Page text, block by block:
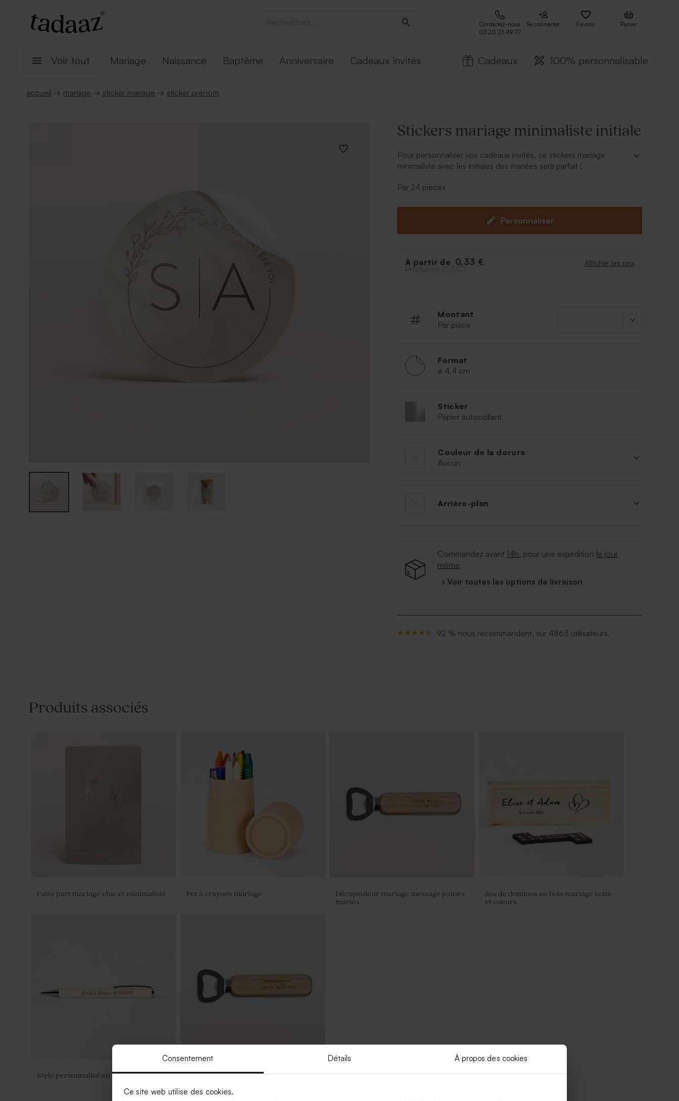
Consentement Détails À propos des cookies
Ce site web utilise des cookies.
Contactez-nous
03 20 23 49 77
Se connecter Favoris Panier
Voir tout Mariage Naissance Baptême Anniversaire Cadeaux invités Cadeaux 100% personnalisable
accueil → mariage → sticker mariage → sticker prénom
Stickers mariage minimaliste initiale
Pour personnaliser vos cadeaux invités, ce stickers mariage
minimaliste avec les initiales des mariées sera parfait !
* Vase avec fleurs séchées vendu séparemment.
Par 24 pièces
Personnaliser
À partir de 0,33 € Afficher les prix
Prix/pièce (T.T.C.)
Montant
Par pièce
Format
ø 4,4 cm
Sticker
Papier autocollant
Couleur de la dorure
Aucun
Arrière-plan
Commandez avant 14h, pour une expédition le jour
même
› Voir toutes les options de livraison
92 % nous recommandent, sur 4863 utilisateurs.
Produits associés
Faire part mariage chic et minimaliste Pot à crayons mariage
Décapsuleur mariage message jeunes
mariés
Jeu de dominos en bois mariage texte
et coeurs
Stylo personnalisé en bois mariage
Décapsuleur en bois mariage prénoms